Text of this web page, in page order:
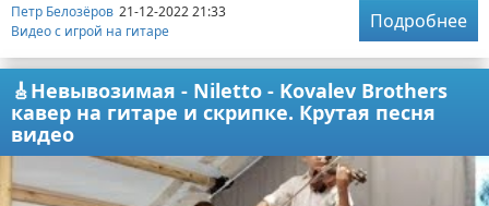
Петр Белозёров 21-12-2022 21:33
Видео с игрой на гитаре
Подробнее
🎸Невывозимая - Niletto - Kovalev Brothers
кавер на гитаре и скрипке. Крутая песня
видео